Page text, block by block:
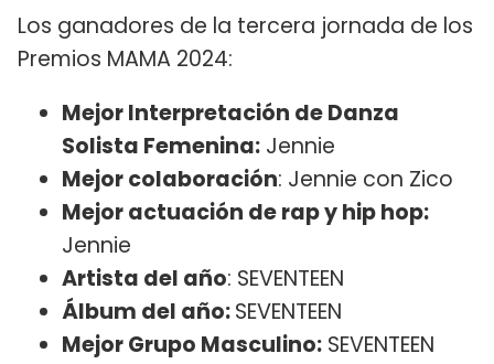
Los ganadores de la tercera jornada de los
Premios MAMA 2024:
Mejor Interpretación de Danza
Solista Femenina: Jennie
Mejor colaboración: Jennie con Zico
Mejor actuación de rap y hip hop:
Jennie
Artista del año: SEVENTEEN
Álbum del año:SEVENTEEN
Mejor Grupo Masculino: SEVENTEEN